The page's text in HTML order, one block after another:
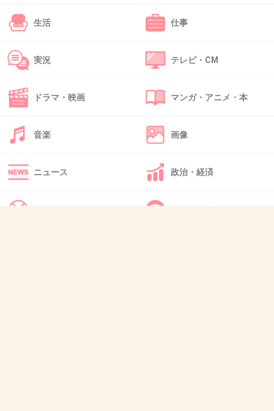
+107
42. 匿名 2014/04/23(水) 16:10:27
森泉のタメ口は私の中ではアリ
43. 匿名
ローラていつまでこのキャラでいくんだろ？
30〜40歳でも、わかんな〜い☆とかいって頬を
生活 仕事
実況 テレビ・CM
ドラマ・映画 マンガ・アニメ・本
音楽 画像
ニュース 政治・経済